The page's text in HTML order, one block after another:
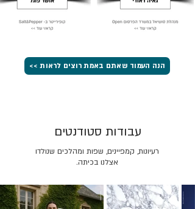
הנה העמוד שאתם באמת רוצים לראות >>
רעיונות, קמפיינים, שפות ומהלכים שנולדו
אצלנו בכיתה.
עבודות סטודנטים